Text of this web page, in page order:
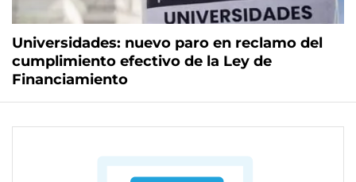
Universidades: nuevo paro en reclamo del
cumplimiento efectivo de la Ley de
Financiamiento